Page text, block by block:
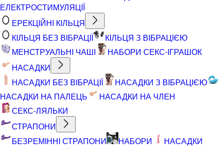
ЕЛЕКТРОСТИМУЛЯЦІЇ
ЕРЕКЦІЙНІ КІЛЬЦЯ
КІЛЬЦЯ БЕЗ ВІБРАЦІЇ
КІЛЬЦЯ З ВІБРАЦІЄЮ
МЕНСТРУАЛЬНІ ЧАШІ
НАБОРИ СЕКС-ІГРАШОК
НАСАДКИ
НАСАДКИ БЕЗ ВІБРАЦІЇ
НАСАДКИ З ВІБРАЦІЄЮ
НАСАДКИ НА ПАЛЕЦЬ
НАСАДКИ НА ЧЛЕН
СЕКС-ЛЯЛЬКИ
СТРАПОНИ
БЕЗРЕМІННІ СТРАПОНИ
НАБОРИ
НАСАДКИ